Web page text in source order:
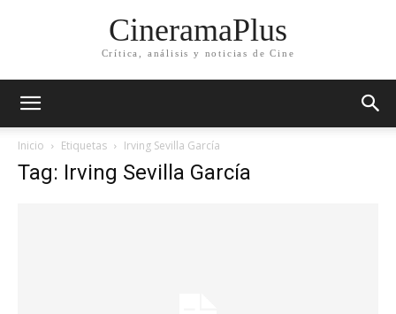
CineramaPlus
Crítica, análisis y noticias de Cine
Inicio Etiquetas Irving Sevilla García
Tag: Irving Sevilla García